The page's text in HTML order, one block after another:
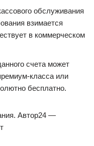
обслуживания
взимается
в коммерческом
счета может
класса или
бесплатно.
Автор24 —